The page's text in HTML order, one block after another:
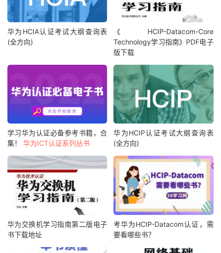
华为HCIA认证考试大纲查询表
(全方向)
《 HCIP-Datacom-Core
Technology学习指南》PDF电子
版下载
学习华为认证必备参考书籍，合
集！ 华为ICT认证系列丛书
华为HCIP认证考试大纲查询表
(全方向)
华为交换机学习指南第二版电子
书下载地址
考华为HCIP-Datacom认证，需
要看哪些书？